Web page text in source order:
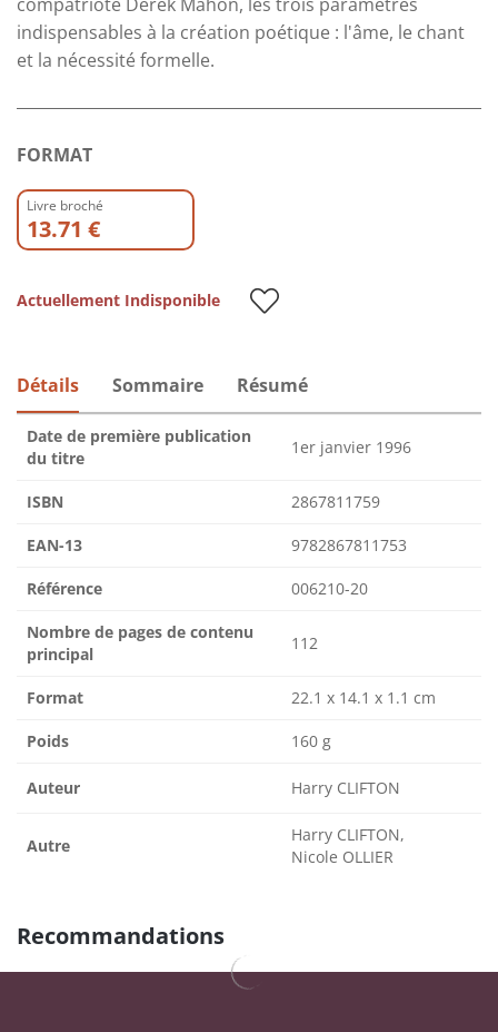
indispensables à la création poétique : l'âme, le chant
et la nécessité formelle.
FORMAT
Livre broché
13.71 €
Actuellement Indisponible
Détails Sommaire Résumé
Date de première publication
du titre
1er janvier 1996
ISBN 2867811759
EAN-13 9782867811753
Référence 006210-20
Nombre de pages de contenu
principal
112
Format 22.1 x 14.1 x 1.1 cm
Poids 160 g
Auteur Harry CLIFTON
Autre
Harry CLIFTON,
Nicole OLLIER
Recommandations